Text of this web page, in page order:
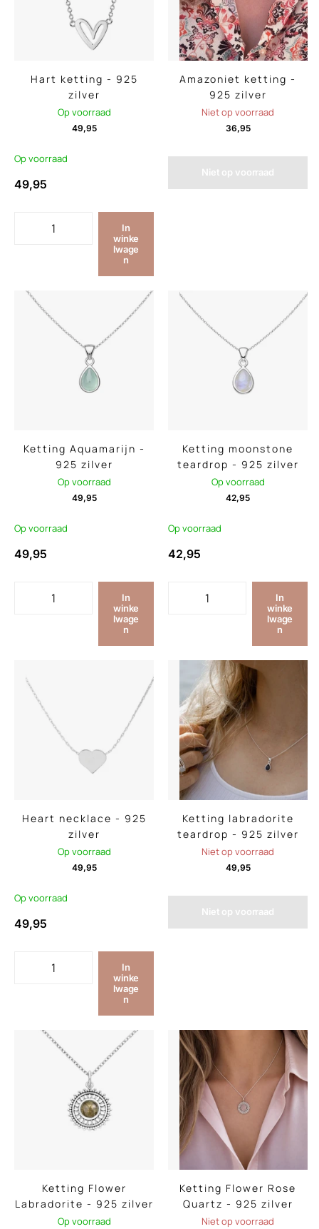
Hart ketting - 925
zilver
Op voorraad
49,95
Op voorraad
49,95
In
winke
lwage
n
Amazoniet ketting -
925 zilver
Niet op voorraad
36,95
Niet op voorraad
Ketting Aquamarijn -
925 zilver
Op voorraad
49,95
Op voorraad
49,95
In
winke
lwage
n
Ketting moonstone
teardrop - 925 zilver
Op voorraad
42,95
Op voorraad
42,95
In
winke
lwage
n
Heart necklace - 925
zilver
Op voorraad
49,95
Op voorraad
49,95
In
winke
lwage
n
Ketting labradorite
teardrop - 925 zilver
Niet op voorraad
49,95
Niet op voorraad
Ketting Flower
Labradorite - 925 zilver
Op voorraad
Ketting Flower Rose
Quartz - 925 zilver
Niet op voorraad